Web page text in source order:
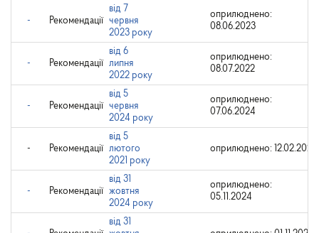
- Рекомендації
від 7
червня
2023 року
оприлюднено:
08.06.2023
- Рекомендації
від 6
липня
2022 року
оприлюднено:
08.07.2022
- Рекомендації
від 5
червня
2024 року
оприлюднено:
07.06.2024
- Рекомендації
від 5
лютого
2021 року
оприлюднено: 12.02.2021
- Рекомендації
від 31
жовтня
2024 року
оприлюднено:
05.11.2024
від 31